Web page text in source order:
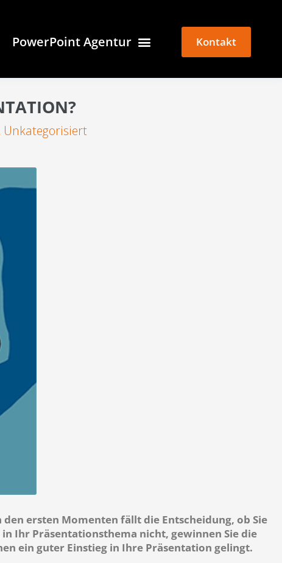
PowerPoint Agentur Kontakt
Unkategorisiert
ersten Momenten fällt die Entscheidung, ob Sie
Ihr Präsentationsthema nicht, gewinnen Sie die
ein guter Einstieg in Ihre Präsentation gelingt.